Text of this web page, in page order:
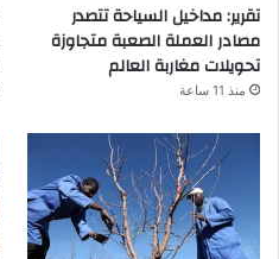
تقرير: مداخيل السياحة تتصدر
مصادر العملة الصعبة متجاوزة
تحويلات مغاربة العالم
منذ 11 ساعة